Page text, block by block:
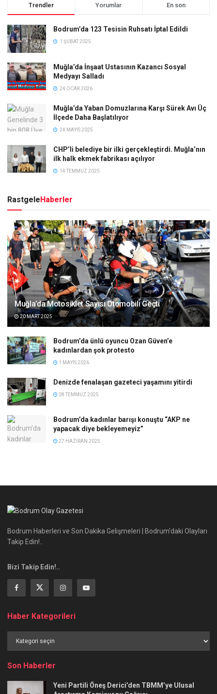
Trendler Yorumlar En son
Bodrum’da 123 Tesisin Ruhsatı İptal Edildi
1 ŞUBAT 2025
Muğla’da İnşaat Ustasının Kazancı Sosyal
Medyayı Salladı
24 OCAK 2026
Muğla’da Yaban Domuzlarına Karşı Sürek Avı Üç
İlçede Daha Başlatılıyor
24 MAYIS 2025
CHP’li belediye bir ilki gerçekleştirdi. Muğla’nın
ilk halk ekmek fabrikası açılıyor
14 TEMMUZ 2025
RastgeleHaberler
Muğla’da Motosiklet Sayısı Otomobili Geçti
20 MART 2025
Bodrum’da ünlü oyuncu Ozan Güven’e
kadınlardan şok protesto
1 MAYIS 2026
Denizde fenalaşan gazeteci yaşamını yitirdi
28 TEMMUZ 2025
Bodrum’da kadınlar barışı konuştu “AKP ne
yapacak diye bekleyemeyiz”
27 HAZIRAN 2025
Bodrum Haberleri ve Son Dakika Gelişmeleri | Bodrum’daki Olayları
Takip Edin!..
Bizi Takip Edin!..
Haber Kategorileri
Kategorileri
Son Haberler
Yeni Partili Öneş Derici’den TBMM’ye Ulusal